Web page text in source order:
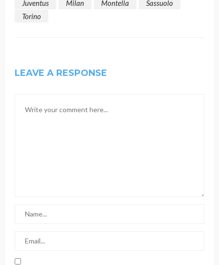
Juventus Milan Montella
Sassuolo
Torino
LEAVE A RESPONSE